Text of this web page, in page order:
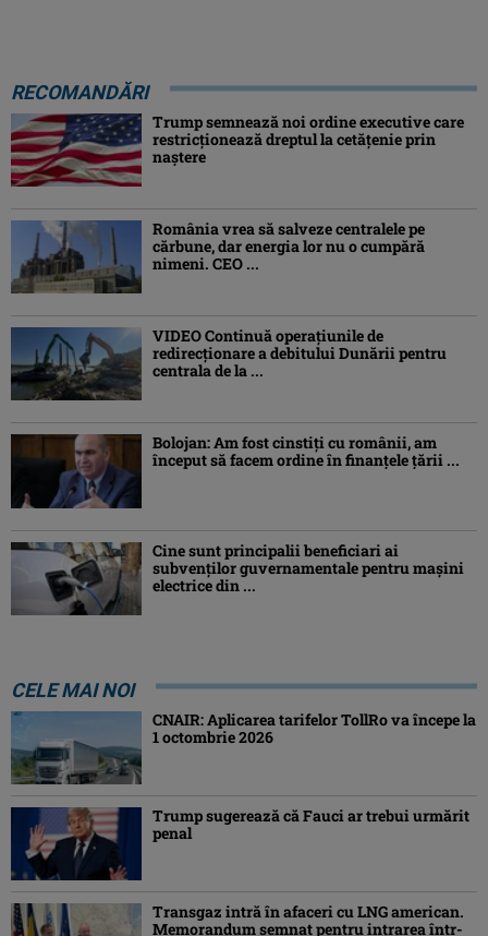
RECOMANDĂRI
Trump semnează noi ordine executive care
restricţionează dreptul la cetăţenie prin
naştere
România vrea să salveze centralele pe
cărbune, dar energia lor nu o cumpără
nimeni. CEO ...
VIDEO Continuă operațiunile de
redirecționare a debitului Dunării pentru
centrala de la ...
Bolojan: Am fost cinstiţi cu românii, am
început să facem ordine în finanţele ţării ...
Cine sunt principalii beneficiari ai
subvenţilor guvernamentale pentru mașini
electrice din ...
CELE MAI NOI
CNAIR: Aplicarea tarifelor TollRo va începe la
1 octombrie 2026
Trump sugerează că Fauci ar trebui urmărit
penal
Transgaz intră în afaceri cu LNG american.
Memorandum semnat pentru intrarea într-